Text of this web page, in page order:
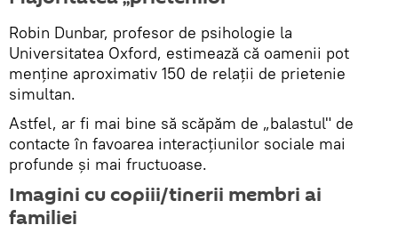
Robin Dunbar, profesor de psihologie la
Universitatea Oxford, estimează că oamenii pot
menține aproximativ 150 de relații de prietenie
simultan.
Astfel, ar fi mai bine să scăpăm de „balastul" de
contacte în favoarea interacțiunilor sociale mai
profunde și mai fructuoase.
Imagini cu copiii/tinerii membri ai
familiei